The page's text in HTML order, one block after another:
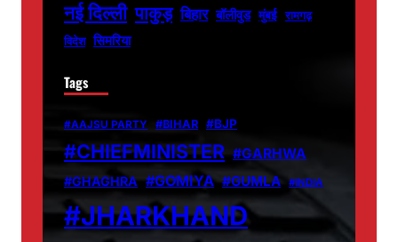
नई दिल्ली पाकुड़ बिहार बॉलीवुड मुंबई रामगढ़
विदेश सिमरिया
Tags
#AAJSU PARTY #BIHAR #BJP
#CHIEFMINISTER #GARHWA
#GHAGHRA #GOMIYA #GUMLA #INDIA
#JHARKHAND